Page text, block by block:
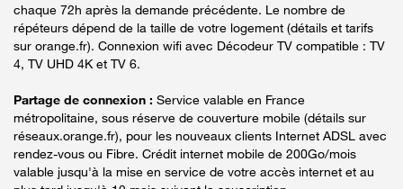
chaque 72h après la demande précédente. Le nombre de
répéteurs dépend de la taille de votre logement (détails et tarifs
sur orange.fr). Connexion wifi avec Décodeur TV compatible : TV
4, TV UHD 4K et TV 6.
Partage de connexion : Service valable en France
métropolitaine, sous réserve de couverture mobile (détails sur
réseaux.orange.fr), pour les nouveaux clients Internet ADSL avec
rendez-vous ou Fibre. Crédit internet mobile de 200Go/mois
valable jusqu'à la mise en service de votre accès internet et au